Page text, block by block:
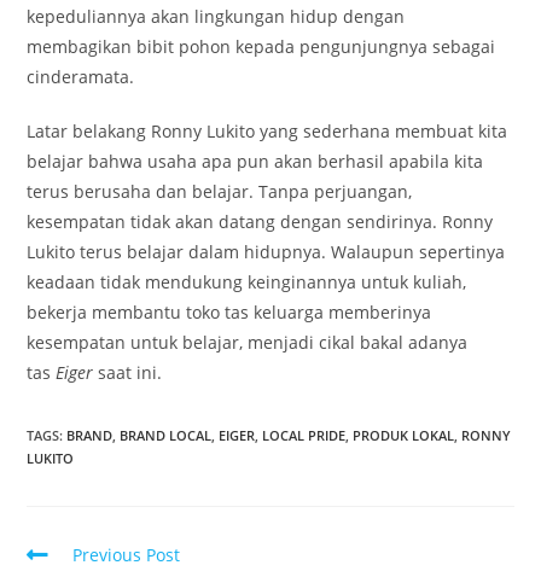
kepeduliannya akan lingkungan hidup dengan
membagikan bibit pohon kepada pengunjungnya sebagai
cinderamata.
Latar belakang Ronny Lukito yang sederhana membuat kita
belajar bahwa usaha apa pun akan berhasil apabila kita
terus berusaha dan belajar. Tanpa perjuangan,
kesempatan tidak akan datang dengan sendirinya. Ronny
Lukito terus belajar dalam hidupnya. Walaupun sepertinya
keadaan tidak mendukung keinginannya untuk kuliah,
bekerja membantu toko tas keluarga memberinya
kesempatan untuk belajar, menjadi cikal bakal adanya
tasEiger saat ini.
TAGS: BRAND, BRAND LOCAL, EIGER, LOCAL PRIDE, PRODUK LOKAL, RONNY
LUKITO
Previous Post